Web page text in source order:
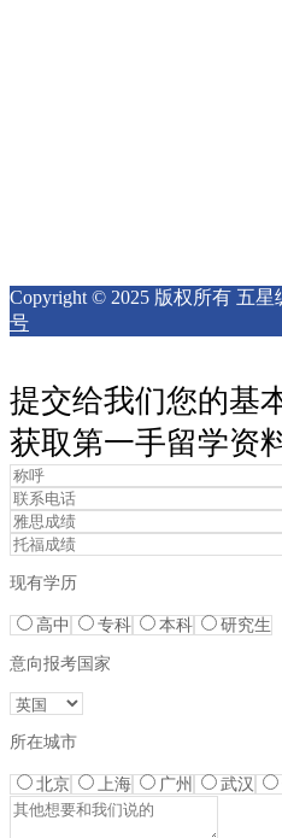
Copyright © 2025 版权所有 五星
号
提交给我们您的基
获取第一手留学资
现有学历
高中 专科 本科 研究生
意向报考国家
所在城市
北京 上海 广州 武汉